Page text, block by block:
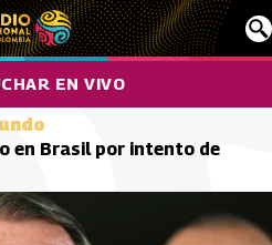
EN VIVO
en Brasil por intento de